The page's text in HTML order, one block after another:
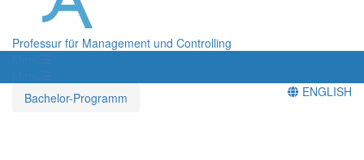
Professur für Management und Controlling
Bachelor-Programm
ENGLISH